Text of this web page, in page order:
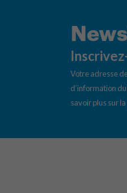
Votre adresse
d’information
savoir plus sur